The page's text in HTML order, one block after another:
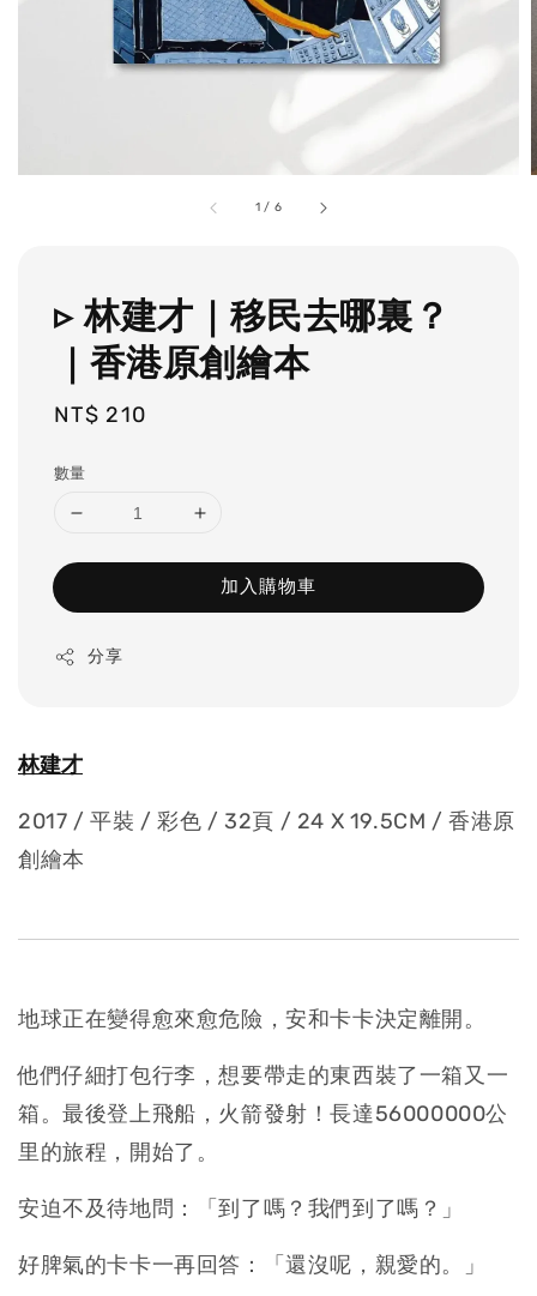
1 / 6
▹ 林建才｜移民去哪裏？
｜香港原創繪本
Regular
NT$ 210
數量
加入購物車
分享
林建才
2017 / 平裝 / 彩色 / 32頁 / 24 X 19.5CM /香港原
創繪本
地球正在變得愈來愈危險，安和卡卡決定離開。
他們仔細打包行李，想要帶走的東西裝了一箱又一
箱。最後登上飛船，火箭發射！長達56000000公
里的旅程，開始了。
安迫不及待地問：「到了嗎？我們到了嗎？」
好脾氣的卡卡一再回答：「還沒呢，親愛的。」